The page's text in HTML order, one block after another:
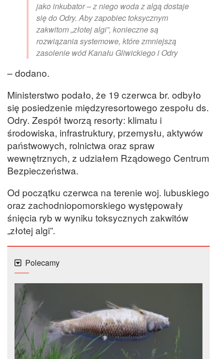
jako inkubator – z niego woda z algą dostaje
się do Odry. Aby zapobiec toksycznym
zakwitom „złotej algi”, konieczne są
rozwiązania systemowe, które zmniejszą
zasolenie wód Kanału Gliwickiego i Odry
– dodano.
Ministerstwo podało, że 19 czerwca br. odbyło
się posiedzenie międzyresortowego zespołu ds.
Odry. Zespół tworzą resorty: klimatu i
środowiska, infrastruktury, przemysłu, aktywów
państwowych, rolnictwa oraz spraw
wewnętrznych, z udziałem Rządowego Centrum
Bezpieczeństwa.
Od początku czerwca na terenie woj. lubuskiego
oraz zachodniopomorskiego występowały
śnięcia ryb w wyniku toksycznych zakwitów
„złotej algi”.
Polecamy